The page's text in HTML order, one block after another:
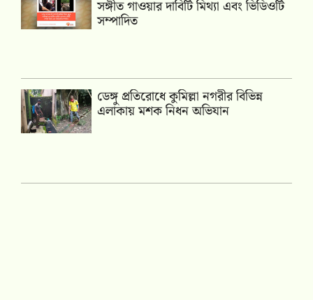
সঙ্গীত গাওয়ার দাবিটি মিথ্যা এবং ভিডিওটি
সম্পাদিত
ডেঙ্গু প্রতিরোধে কুমিল্লা নগরীর বিভিন্ন
এলাকায় মশক নিধন অভিযান